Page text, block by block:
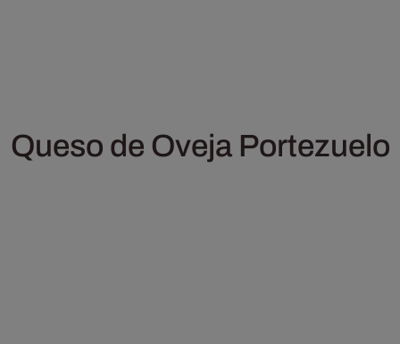
Queso de Oveja Portezuelo